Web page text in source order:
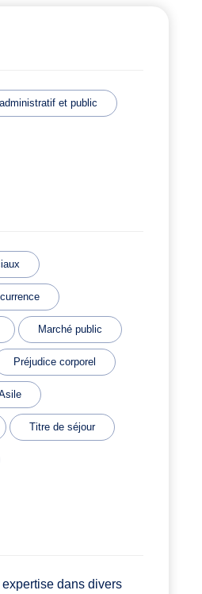
et public
Marché public
Préjudice corporel
Titre de séjour
dans divers